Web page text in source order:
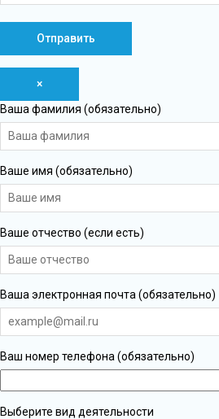
×
Ваша фамилия (обязательно)
Ваше имя (обязательно)
Ваше отчество (если есть)
Ваша электронная почта (обязательно)
Ваш номер телефона (обязательно)
Выберите вид деятельности